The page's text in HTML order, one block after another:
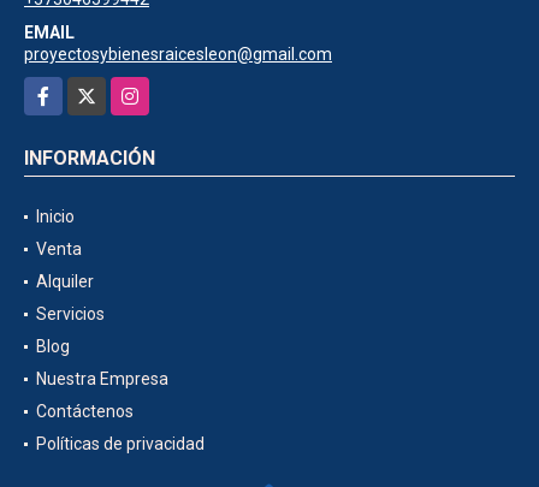
EMAIL
proyectosybienesraicesleon@gmail.com
Facebook
Instagram
INFORMACIÓN
Inicio
Venta
Alquiler
Servicios
Blog
Nuestra Empresa
Contáctenos
Políticas de privacidad